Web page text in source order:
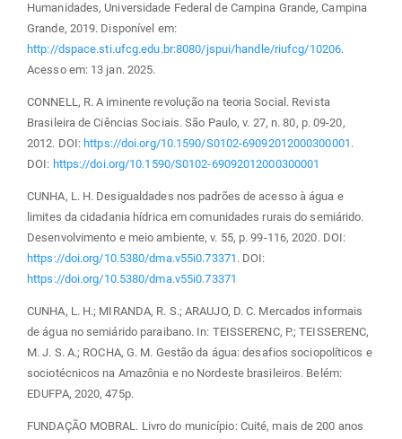
Humanidades, Universidade Federal de Campina Grande, Campina
Grande, 2019. Disponível em:
http://dspace.sti.ufcg.edu.br:8080/jspui/handle/riufcg/10206.
Acesso em: 13 jan. 2025.
CONNELL, R. A iminente revolução na teoria Social. Revista
Brasileira de Ciências Sociais. São Paulo, v. 27, n. 80, p. 09-20,
2012. DOI: https://doi.org/10.1590/S0102-69092012000300001 .
DOI: https://doi.org/10.1590/S0102-69092012000300001
CUNHA, L. H. Desigualdades nos padrões de acesso à água e
limites da cidadania hídrica em comunidades rurais do semiárido.
Desenvolvimento e meio ambiente, v. 55, p. 99-116, 2020. DOI:
https://doi.org/10.5380/dma.v55i0.73371 . DOI:
https://doi.org/10.5380/dma.v55i0.73371
CUNHA, L. H.; MIRANDA, R. S.; ARAUJO, D. C. Mercados informais
de água no semiárido paraibano. In: TEISSERENC, P.; TEISSERENC,
M. J. S. A.; ROCHA, G. M. Gestão da água: desafios sociopolíticos e
sociotécnicos na Amazônia e no Nordeste brasileiros. Belém:
EDUFPA, 2020, 475p.
FUNDAÇÃO MOBRAL. Livro do município: Cuité, mais de 200 anos